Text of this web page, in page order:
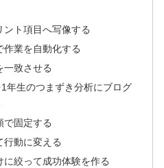
ント項目へ写像する
業を自動化する
一致させる
年生のつまずき分析にブログ
で固定する
行動に変える
絞って成功体験を作る